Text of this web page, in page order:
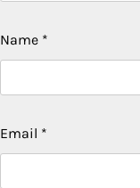
Name *
Email *